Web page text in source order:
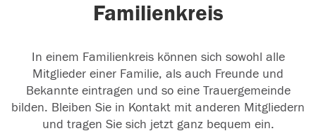
Familienkreis
In einem Familienkreis können sich sowohl alle
Mitglieder einer Familie, als auch Freunde und
Bekannte eintragen und so eine Trauergemeinde
bilden. Bleiben Sie in Kontakt mit anderen Mitgliedern
und tragen Sie sich jetzt ganz bequem ein.